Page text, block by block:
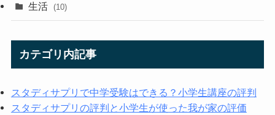
生活 (10)
カテゴリ内記事
スタディサプリで中学受験はできる？小学生講座の評判
スタディサプリの評判と小学生が使った我が家の評価